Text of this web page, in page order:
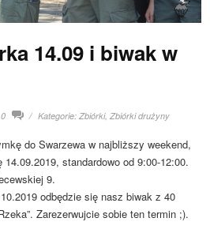
14.09 i biwak w
0 Kategorie:Zbiórki,Zbiórki drużyny
do Swarzewa w najbliższy weekend,
standardowo od 9:00-12:00.
9.
odbędzie się nasz biwak z 40
Zarezerwujcie sobie ten termin ;).